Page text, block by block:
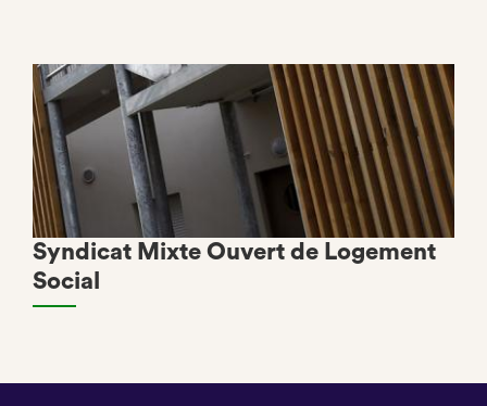
Syndicat Mixte Ouvert de Logement
Social